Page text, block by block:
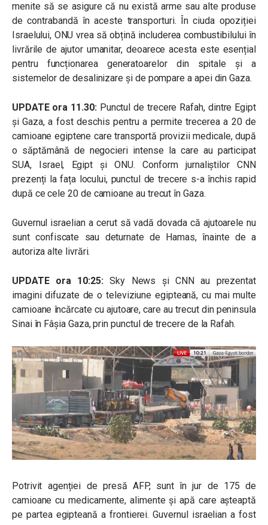
menite să se asigure că nu există arme sau alte produse
de contrabandă în aceste transporturi. În ciuda opoziției
Israelului, ONU vrea să obțină includerea combustibilului în
livrările de ajutor umanitar, deoarece acesta este esențial
pentru funcționarea generatoarelor din spitale și a
sistemelor de desalinizare și de pompare a apei din Gaza.
UPDATE ora 11.30: Punctul de trecere Rafah, dintre Egipt
și Gaza, a fost deschis pentru a permite trecerea a 20 de
camioane egiptene care transportă provizii medicale, după
o săptămână de negocieri intense la care au participat
SUA, Israel, Egipt și ONU. Conform jurnaliștilor CNN
prezenți la fața locului, punctul de trecere s-a închis rapid
după ce cele 20 de camioane au trecut în Gaza.
Guvernul israelian a cerut să vadă dovada că ajutoarele nu
sunt confiscate sau deturnate de Hamas, înainte de a
autoriza alte livrări.
UPDATE ora 10:25:Sky News și CNN au prezentat
imagini difuzate de o televiziune egipteană, cu mai multe
camioane încărcate cu ajutoare, care au trecut din peninsula
Sinai în Fâșia Gaza, prin punctul de trecere de la Rafah.
Potrivit agenției de presă AFP, sunt în jur de 175 de
camioane cu medicamente, alimente și apă care așteaptă
pe partea egipteană a frontierei. Guvernul israelian a fost